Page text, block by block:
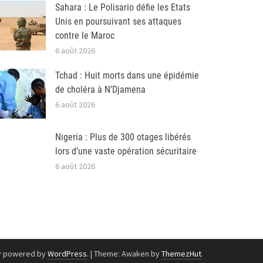
Sahara : Le Polisario défie les Etats
Unis en poursuivant ses attaques
contre le Maroc
6 août 2026
Tchad : Huit morts dans une épidémie
de choléra à N’Djamena
6 août 2026
Nigeria : Plus de 300 otages libérés
lors d’une vaste opération sécuritaire
6 août 2026
powered byWordPress. | Theme: Awaken byThemezHut.